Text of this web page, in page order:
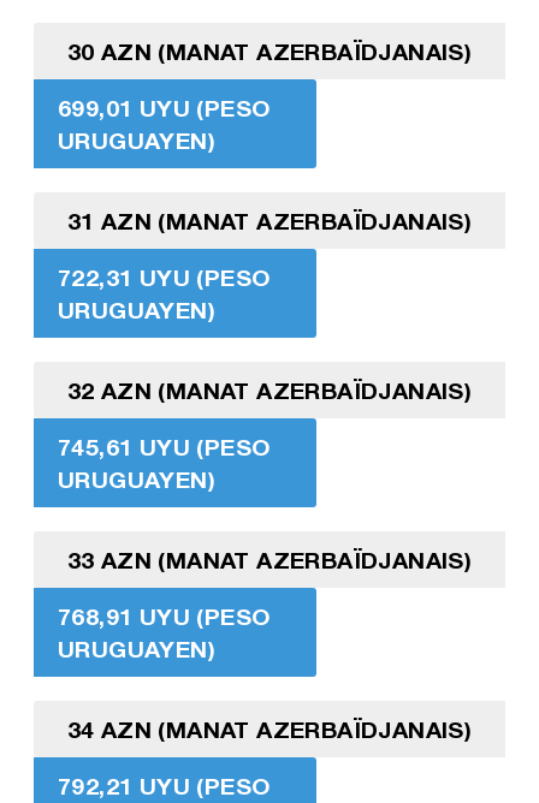
30 AZN (MANAT AZERBAÏDJANAIS)
699,01 UYU (PESO
URUGUAYEN)
31 AZN (MANAT AZERBAÏDJANAIS)
722,31 UYU (PESO
URUGUAYEN)
32 AZN (MANAT AZERBAÏDJANAIS)
745,61 UYU (PESO
URUGUAYEN)
33 AZN (MANAT AZERBAÏDJANAIS)
768,91 UYU (PESO
URUGUAYEN)
34 AZN (MANAT AZERBAÏDJANAIS)
792,21 UYU (PESO